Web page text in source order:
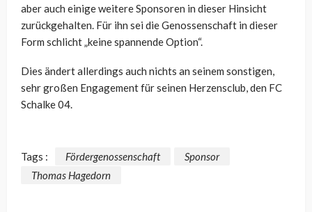
aber auch einige weitere Sponsoren in dieser Hinsicht
zurückgehalten. Für ihn sei die Genossenschaft in dieser
Form schlicht „keine spannende Option“.
Dies ändert allerdings auch nichts an seinem sonstigen,
sehr großen Engagement für seinen Herzensclub, den FC
Schalke 04.
Tags : Fördergenossenschaft
Sponsor
Thomas Hagedorn